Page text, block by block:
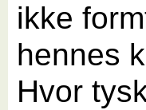
ikke
hennes
Hvor